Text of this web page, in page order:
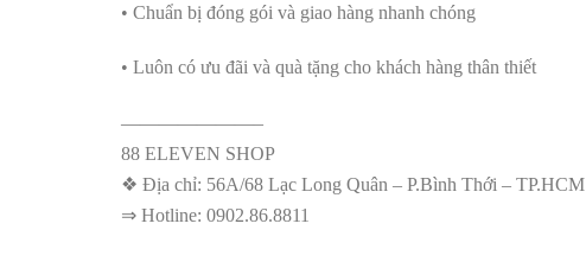
• Chuẩn bị đóng gói và giao hàng nhanh chóng
• Luôn có ưu đãi và quà tặng cho khách hàng thân thiết
———————–
88 ELEVEN SHOP
❖ Địa chỉ: 56A/68 Lạc Long Quân – P.Bình Thới – TP.HCM
⇒ Hotline: 0902.86.8811